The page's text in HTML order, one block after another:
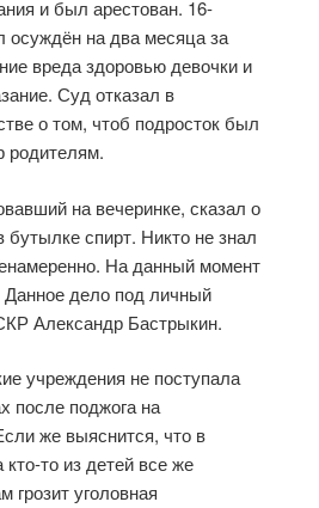
и был арестован. 16-
осуждён на два месяца за
вреда здоровью девочки и
Суд отказал в
о том, чтоб подросток был
родителям.
на вечеринке, сказал о
бутылке спирт. Никто не знал
На данный момент
Данное дело под личный
Александр Бастрыкин.
учреждения не поступала
после поджога на
же выяснится, что в
кто-то из детей все же
грозит уголовная